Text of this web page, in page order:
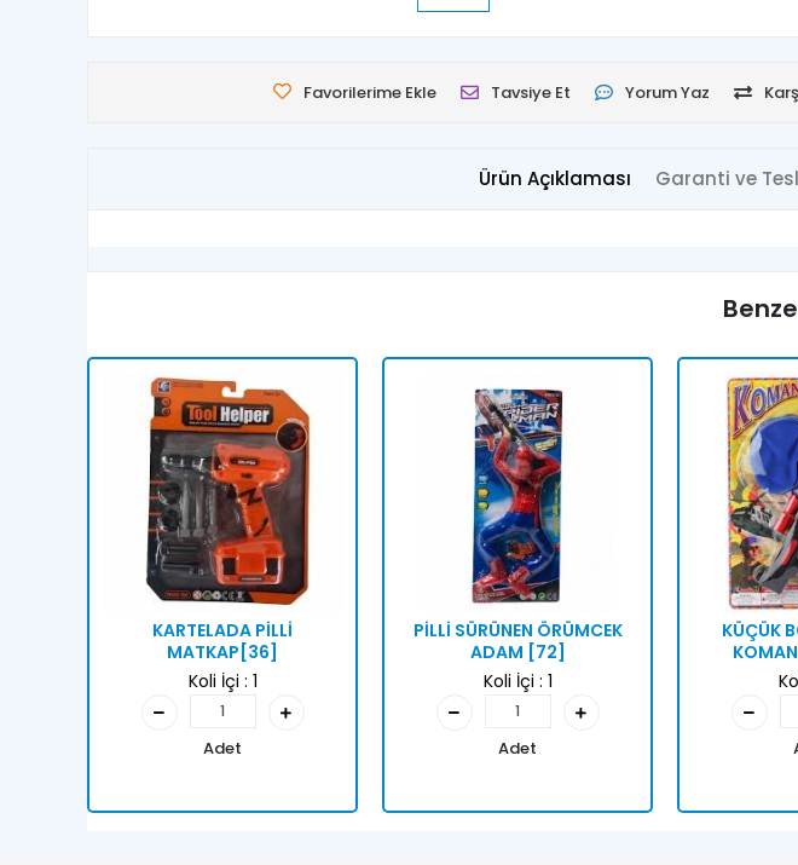
Favorilerime Ekle Tavsiye Et Yorum Yaz
Ürün Açıklaması Garanti ve
KARTELADA PİLLİ
MATKAP[36]
Koli İçi : 1
Adet
PİLLİ SÜRÜNEN ÖRÜMCEK
ADAM [72]
Koli İçi : 1
Adet
KÜÇÜK